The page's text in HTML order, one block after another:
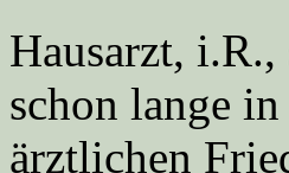
Hausarzt,
schon lange
ärztlichen